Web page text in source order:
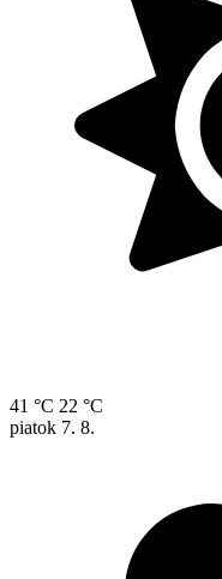
41 °C 22 °C
piatok 7. 8.